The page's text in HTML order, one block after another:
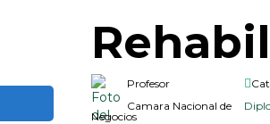
Profesor
Camara Nacional de
Negocios